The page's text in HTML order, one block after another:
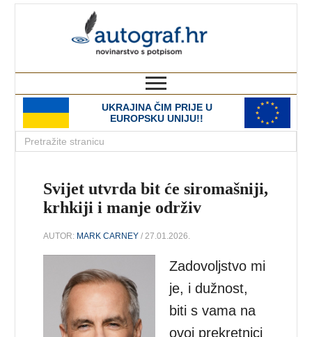
UKRAJINA ČIM PRIJE U
EUROPSKU UNIJU!!
Svijet utvrda bit će siromašniji,
krhkiji i manje održiv
AUTOR: MARK CARNEY / 27.01.2026.
Zadovoljstvo mi
je, i dužnost,
biti s vama na
ovoj prekretnici